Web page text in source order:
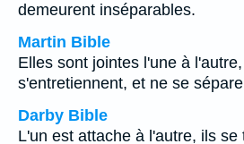
demeurent inséparables.
Martin Bible
Elles sont jointes l'une à
s'entretiennent, et ne se
Darby Bible
L'un est attache à l'autre, ils